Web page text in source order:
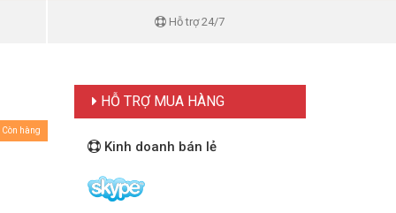
Hỗ trợ 24/7
Còn hàng
HỖ TRỢ MUA HÀNG
Kinh doanh bán lẻ